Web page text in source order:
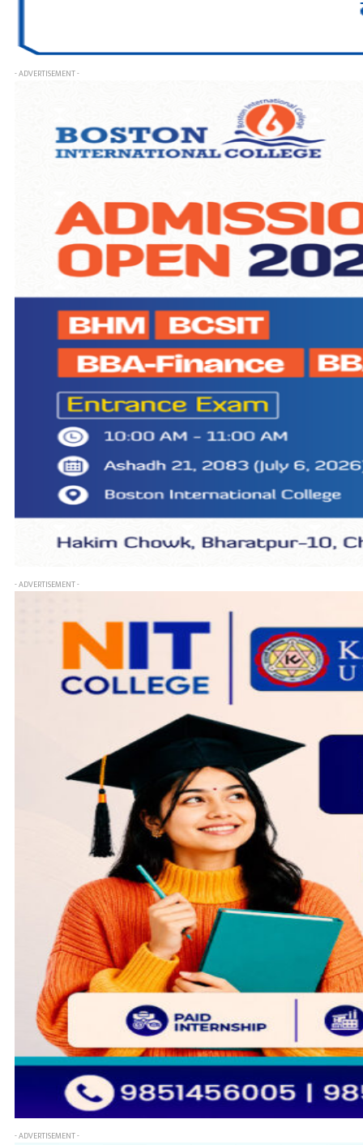
- ADVERTISEMENT -
- ADVERTISEMENT -
- ADVERTISEMENT -